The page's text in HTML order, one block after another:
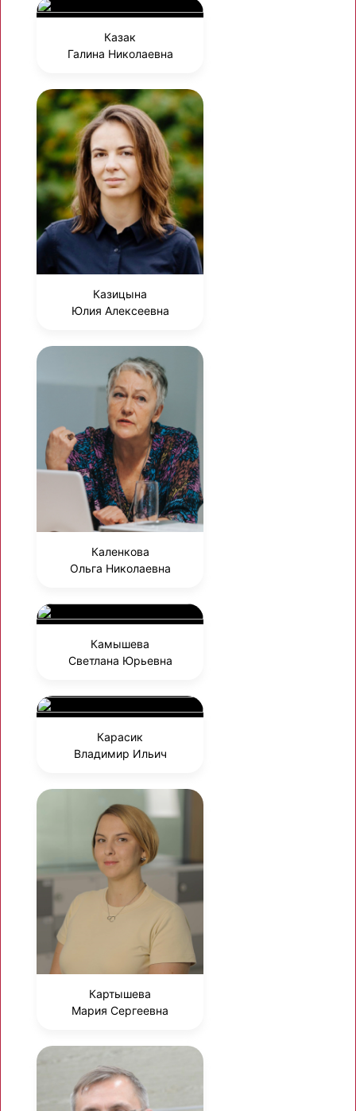
Казак
Галина Николаевна
Казицына
Юлия Алексеевна
Каленкова
Ольга Николаевна
Камышева
Светлана Юрьевна
Карасик
Владимир Ильич
Картышева
Мария Сергеевна